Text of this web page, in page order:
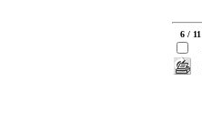
6 / 11